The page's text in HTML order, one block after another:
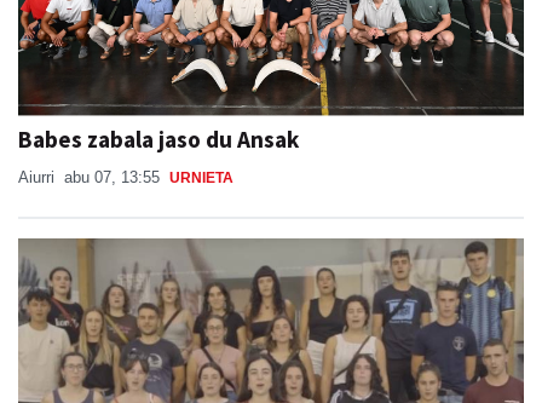
Babes zabala jaso du Ansak
Aiurri abu 07, 13:55 URNIETA